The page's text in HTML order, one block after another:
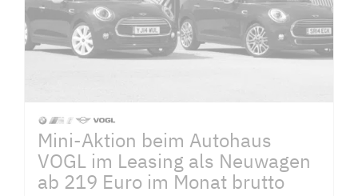
Mini-Aktion beim Autohaus
VOGL im Leasing als Neuwagen
ab 219 Euro im Monat brutto